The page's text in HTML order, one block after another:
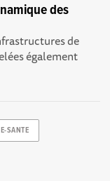
des
de
également
SANTE